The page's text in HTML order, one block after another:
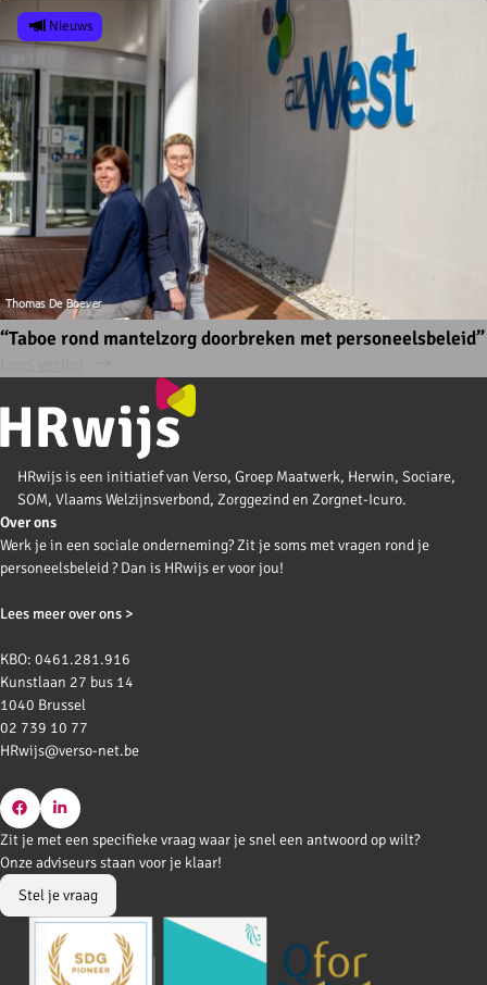
“Taboe rond mantelzorg doorbreken met personeelsbeleid”
Nieuws
HRwijs is een initiatief van Verso, Groep Maatwerk, Herwin, Sociare,
SOM, Vlaams Welzijnsverbond, Zorggezind en Zorgnet-Icuro.
Over ons
Werk je in een sociale onderneming? Zit je soms met vragen rond je
personeelsbeleid ? Dan is HRwijs er voor jou!
Lees meer over ons >
KBO: 0461.281.916
Kunstlaan 27 bus 14
1040 Brussel
02 739 10 77
HRwijs@verso-net.be
Go
to
Facebook
Go
to
LinkedIn
Zit je met een specifieke vraag waar je snel een antwoord op wilt?
Onze adviseurs staan voor je klaar!
Stel je vraag